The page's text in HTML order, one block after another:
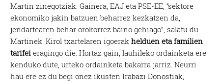
Martin zinegotziak. Gainera, EAJ eta PSE-EE, “sektore
ekonomiko jakin batzuen beharrez kezkatzen da,
jendartearen behar orokorrez baino gehiago”, salatu du
Martinek. Kirol txartelaren igoerakhelduen eta familien
tarifei eragingo die. Hortaz gain, lauhileko ordainketa ere
kenduko dute, urteko ordainketa bakarra jarriz. Neurri
hau ere ez du begi onez ikusten Irabazi Donostiak,